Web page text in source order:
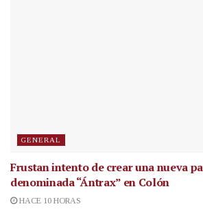
GENERAL
Frustan intento de crear una nueva
denominada “Ántrax” en Colón
HACE 10 HORAS